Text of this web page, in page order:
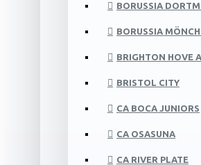
BORUSSIA
BORUSSIA
BRIGHTON HOVE
BRISTOL CITY
CA BOCA JUNIORS
CA OSASUNA
CA RIVER PLATE